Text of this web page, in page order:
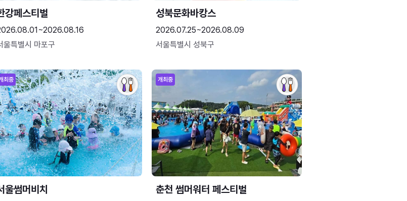
강페스티벌
울특별시 마포구
성북문화바캉스
2026.07.25~2026.08.09
서울특별시 성북구
최중
울썸머비치
개최중
춘천 썸머워터 페스티벌